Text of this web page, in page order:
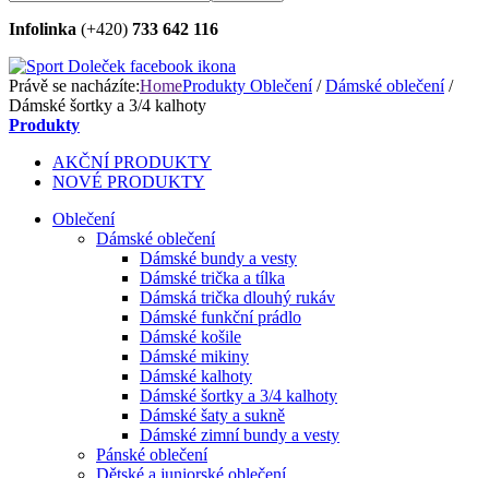
Infolinka (+420) 733 642 116
Právě se nacházíte:HomeProdukty Oblečení/Dámské oblečení/
Dámské šortky a 3/4 kalhoty
Produkty
AKČNÍ PRODUKTY
NOVÉ PRODUKTY
Oblečení
Dámské oblečení
Dámské bundy a vesty
Dámské trička a tílka
Dámská trička dlouhý rukáv
Dámské funkční prádlo
Dámské košile
Dámské mikiny
Dámské kalhoty
Dámské šortky a 3/4 kalhoty
Dámské šaty a sukně
Dámské zimní bundy a vesty
Pánské oblečení
Dětské a juniorské oblečení